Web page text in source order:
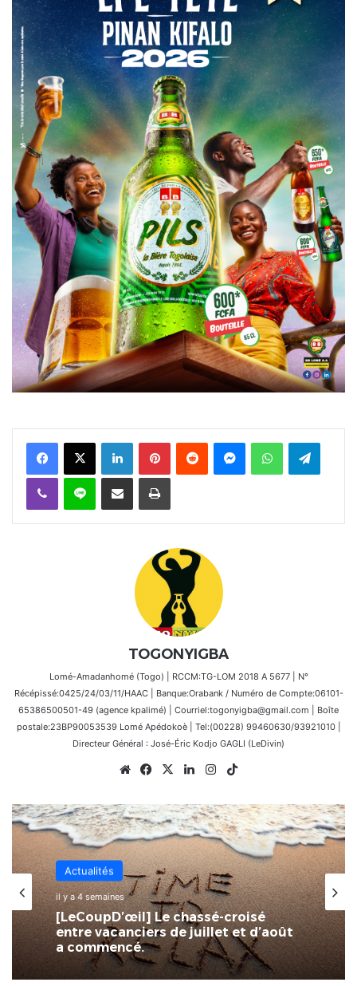
FacebookX Linkedin PinterestReddit MessengerWhatsAppTelegram
Viber Ligne Partager par email Imprimer
TOGONYIGBA
Lomé-Amadanhomé (Togo) | RCCM:TG-LOM 2018 A 5677 | N°
Récépissé:0425/24/03/11/HAAC | Banque:Orabank / Numéro de Compte:06101-
65386500501-49 (agence kpalimé) | Courriel:togonyigba@gmail.com | Boîte
postale:23BP90053539 Lomé Apédokoè | Tel:(00228) 99460630/93921010 |
Directeur Général : José-Éric Kodjo GAGLI (LeDivin)
WebsiteFacebook
X LinkedinInstagram
Actualités
il y a 4 semaines
[LeCoupD’œil] Le chassé-croisé
entre vacanciers de juillet et d’août
a commencé.